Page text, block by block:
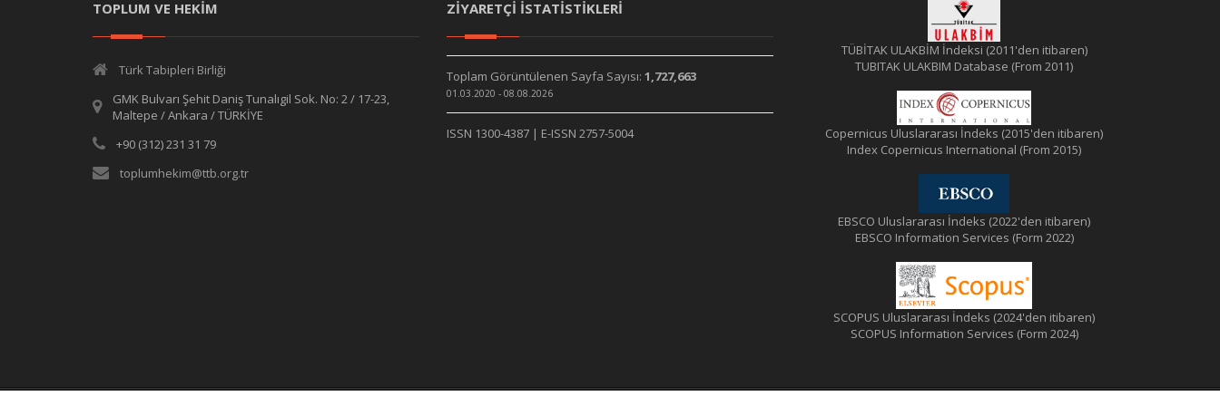
TOPLUM VE HEKİM
Türk Tabipleri Birliği
GMK Bulvarı Şehit Daniş Tunalıgil Sok. No: 2 / 17-23,
Maltepe / Ankara / TÜRKİYE
+90 (312) 231 31 79
toplumhekim@ttb.org.tr
ZİYARETÇİ İSTATİSTİKLERİ
Toplam Görüntülenen Sayfa Sayısı: 1,727,663
01.03.2020 - 08.08.2026
ISSN 1300-4387 | E-ISSN 2757-5004
TÜBİTAK ULAKBİM İndeksi (2011'den itibaren)
TUBITAK ULAKBIM Database (From 2011)
Copernicus Uluslararası İndeks (2015'den itibaren)
Index Copernicus International (From 2015)
EBSCO Uluslararası İndeks (2022'den itibaren)
EBSCO Information Services (Form 2022)
SCOPUS Uluslararası İndeks (2024'den itibaren)
SCOPUS Information Services (Form 2024)